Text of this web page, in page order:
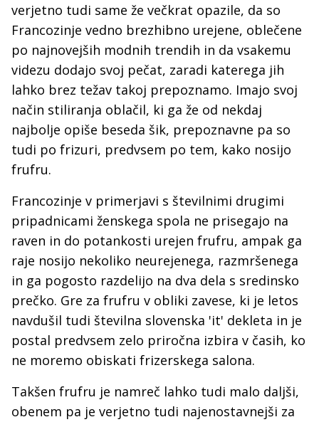
verjetno tudi same že večkrat opazile, da so
Francozinje vedno brezhibno urejene, oblečene
po najnovejših modnih trendih in da vsakemu
videzu dodajo svoj pečat, zaradi katerega jih
lahko brez težav takoj prepoznamo. Imajo svoj
način stiliranja oblačil, ki ga že od nekdaj
najbolje opiše beseda šik, prepoznavne pa so
tudi po frizuri, predvsem po tem, kako nosijo
frufru.
Francozinje v primerjavi s številnimi drugimi
pripadnicami ženskega spola ne prisegajo na
raven in do potankosti urejen frufru, ampak ga
raje nosijo nekoliko neurejenega, razmršenega
in ga pogosto razdelijo na dva dela s sredinsko
prečko. Gre za frufru v obliki zavese, ki je letos
navdušil tudi številna slovenska 'it' dekleta in je
postal predvsem zelo priročna izbira v časih, ko
ne moremo obiskati frizerskega salona.
Takšen frufru je namreč lahko tudi malo daljši,
obenem pa je verjetno tudi najenostavnejši za